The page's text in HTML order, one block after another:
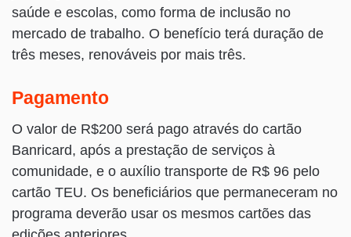
saúde e escolas, como forma de inclusão no
mercado de trabalho. O benefício terá duração de
três meses, renováveis por mais três.
Pagamento
O valor de R$200 será pago através do cartão
Banricard, após a prestação de serviços à
comunidade, e o auxílio transporte de R$ 96 pelo
cartão TEU. Os beneficiários que permaneceram no
programa deverão usar os mesmos cartões das